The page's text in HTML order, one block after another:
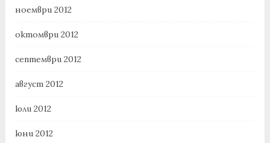
ноември 2012
октомври 2012
септември 2012
август 2012
юли 2012
юни 2012